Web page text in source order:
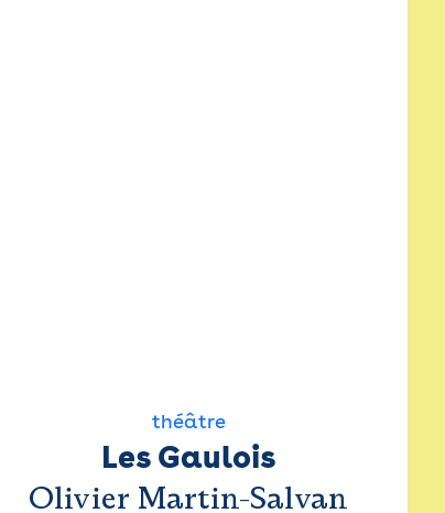
théâtre
Les Gaulois
Olivier Martin-Salvan